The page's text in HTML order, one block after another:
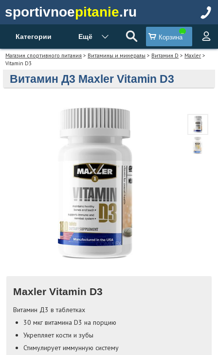
sportivnoepitanie.ru
Категории Ещё Корзина
Магазин спортивного питания > Витамины и минералы > Витамин D > Maxler >
Vitamin D3
Витамин Д3 Maxler Vitamin D3
Maxler Vitamin D3
Витамин Д3 в таблетках
30 мкг витамина D3 на порцию
Укрепляет кости и зубы
Стимулирует иммунную систему